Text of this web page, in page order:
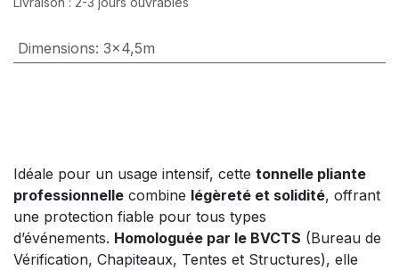
Dimensions: 3x4,5m
Idéale pour un usage intensif, cette tonnelle pliante
professionnelle combine légèreté et solidité, offrant
une protection fiable pour tous types
d’événements. Homologuée par le BVCTS (Bureau de
Vérification, Chapiteaux, Tentes et Structures), elle